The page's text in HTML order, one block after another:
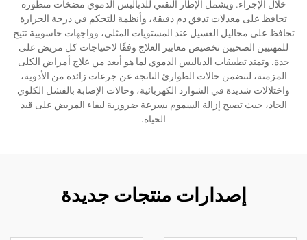
خلال الإجراء. ويشمل الإطار التقني للدياليس الدموي مضخات متطورة
تحافظ على معدلات تدفق دم دقيقة، وأنظمة للتحكم في درجة الحرارة
تحافظ على محاليل الغسيل عند المستويات المثلى، وواجهات حاسوبية تتيح
للمهنيين الصحيين تخصيص معايير العلاج وفقًا لاحتياجات كل مريض على
حدة. وتمتد تطبيقات الدياليس الدموي لما هو أبعد من علاج أمراض الكلى
المزمنة، لتتضمن حالات الطوارئ الناتجة عن جرعات زائدة من الأدوية،
واختلالات شديدة في الشوارد الكهربائية، وحالات الإصابة بالفشل الكلوي
الحاد، حيث تصبح إزالة السموم بسرعة ضرورية لبقاء المريض على قيد
الحياة.
إصدارات منتجات جديدة